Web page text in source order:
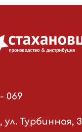
069
ул. Турбинная, 3